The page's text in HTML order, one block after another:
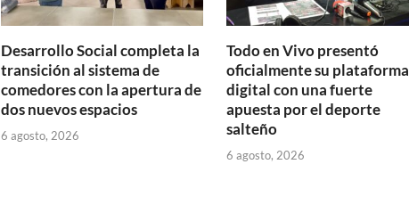
Desarrollo Social completa la
transición al sistema de
comedores con la apertura de
dos nuevos espacios
6 agosto, 2026
Todo en Vivo presentó
oficialmente su plataforma
digital con una fuerte
apuesta por el deporte
salteño
6 agosto, 2026